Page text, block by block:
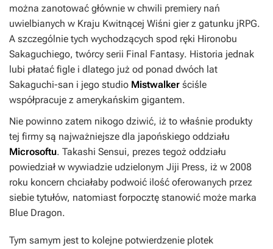
można zanotować głównie w chwili premiery nań
uwielbianych w Kraju Kwitnącej Wiśni gier z gatunku jRPG.
A szczególnie tych wychodzących spod ręki Hironobu
Sakaguchiego, twórcy serii Final Fantasy. Historia jednak
lubi płatać figle i dlatego już od ponad dwóch lat
Sakaguchi-san i jego studio Mistwalker ściśle
współpracuje z amerykańskim gigantem.
Nie powinno zatem nikogo dziwić, iż to właśnie produkty
tej firmy są najważniejsze dla japońskiego oddziału
Microsoftu. Takashi Sensui, prezes tegoż oddziału
powiedział w wywiadzie udzielonym Jiji Press, iż w 2008
roku koncern chciałaby podwoić ilość oferowanych przez
siebie tytułów, natomiast forpocztę stanowić może marka
Blue Dragon.
Tym samym jest to kolejne potwierdzenie plotek